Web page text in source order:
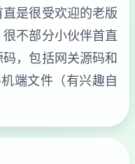
是很受欢迎的老版
不部分小伙伴首直
，包括网关源码和
端文件（有兴趣自